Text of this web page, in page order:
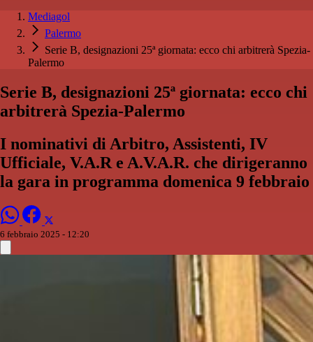
Mediagol
Palermo
Serie B, designazioni 25ª giornata: ecco chi arbitrerà Spezia-
Palermo
Serie B, designazioni 25ª giornata: ecco chi
arbitrerà Spezia-Palermo
I nominativi di Arbitro, Assistenti, IV
Ufficiale, V.A.R e A.V.A.R. che dirigeranno
la gara in programma domenica 9 febbraio
6 febbraio 2025 - 12:20